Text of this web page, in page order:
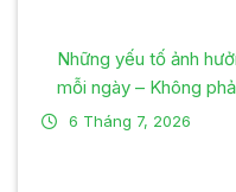
Những yếu tố ảnh
mỗi ngày – Không
6 Tháng 7, 2026